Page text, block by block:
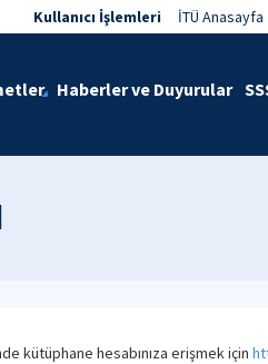
Kullanıcı İşlemleri İTÜ Anasayfa
Haberler ve Duyurular
kütüphane hesabınıza erişmek için